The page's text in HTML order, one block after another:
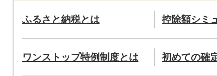
ふるさと納税とは 控除額シミ
ワンストップ特例制度とは 初めての確